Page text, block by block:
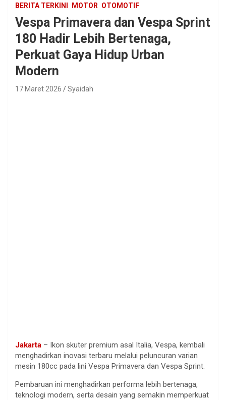
BERITA TERKINI MOTOR OTOMOTIF
Vespa Primavera dan Vespa Sprint
180 Hadir Lebih Bertenaga,
Perkuat Gaya Hidup Urban
Modern
17 Maret 2026 Syaidah
Jakarta – Ikon skuter premium asal Italia, Vespa, kembali
menghadirkan inovasi terbaru melalui peluncuran varian
mesin 180cc pada lini Vespa Primavera dan Vespa Sprint.
Pembaruan ini menghadirkan performa lebih bertenaga,
teknologi modern, serta desain yang semakin memperkuat